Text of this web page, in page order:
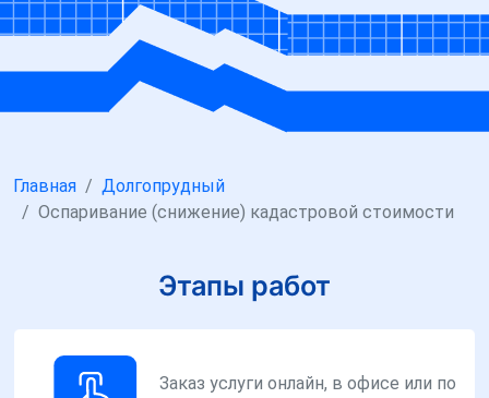
Главная
Долгопрудный
Оспаривание (снижение) кадастровой стоимости
Этапы работ
Заказ услуги онлайн, в офисе или по